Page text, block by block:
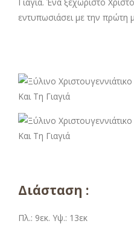
εντυπωσιάσει με την πρώτη
Διάσταση :
Πλ.: 9εκ. Υψ.: 13εκ